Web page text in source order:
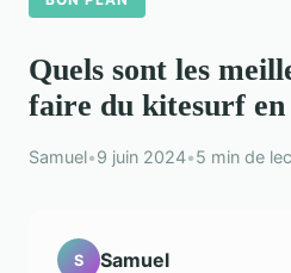
Quels sont les
faire du kitesurf
Samuel•9 juin 2024•5 min de
S Samuel